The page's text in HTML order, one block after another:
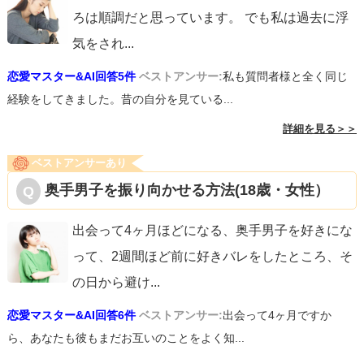
ろは順調だと思っています。 でも私は過去に浮
気をされ...
恋愛マスター&AI回答5件 ベストアンサー:私も質問者様と全く同じ
経験をしてきました。昔の自分を見ている...
詳細を見る＞＞
ベストアンサーあり
奥手男子を振り向かせる方法(18歳・女性）
出会って4ヶ月ほどになる、奥手男子を好きにな
って、2週間ほど前に好きバレをしたところ、そ
の日から避け...
恋愛マスター&AI回答6件 ベストアンサー:出会って4ヶ月ですか
ら、あなたも彼もまだお互いのことをよく知...